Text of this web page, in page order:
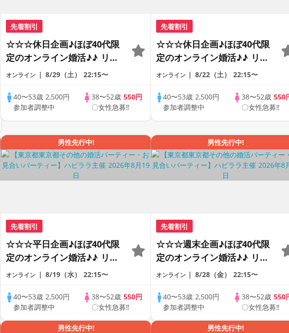
先着割引
☆☆☆休日企画♪ほぼ40代限
定のオンライン婚活♪♪ リモ
ートの出会い応援♪♪ おうち
の方が対象☆ 司会進行あり
♪♪ THE 44s ONLINE
PARTY!!
オンライン 8/29（土） 22:15〜
40〜53歳 2,500円
参加者調整中
38〜52歳550円
〇女性急募‼
先着割引
☆☆☆休日企画♪ほぼ40代限
定のオンライン婚活♪♪ リモ
ートの出会い応援♪♪ おうち
の方が対象☆ 司会進行あり
♪♪ THE 43s ONLINE
PARTY!!
オンライン 8/22（土） 22:15〜
40〜53歳2,500円
参加者調整中
38〜52歳 550
〇女性急募‼
男性先行中!
先着割引
☆☆☆平日企画♪ほぼ40代限
定のオンライン婚活♪♪ リモ
ートの出会い応援♪♪ おうち
の方が対象☆ 司会進行あり
♪♪ THE 42s ONLINE
PARTY!!
オンライン 8/19（水） 22:15〜
40〜53歳 2,500円
参加者調整中
38〜52歳550円
〇女性急募‼
男性先行中!
先着割引
☆☆☆週末企画♪ほぼ40代限
定のオンライン婚活♪♪ リモ
ートの出会い応援♪♪ おうち
の方が対象☆ 司会進行あり
♪♪ THE 43s ONLINE
PARTY!!
オンライン 8/28（金） 22:15〜
40〜53歳2,500円
参加者調整中
38〜52歳 550
〇女性急募‼
男性先行中! 男性先行中!